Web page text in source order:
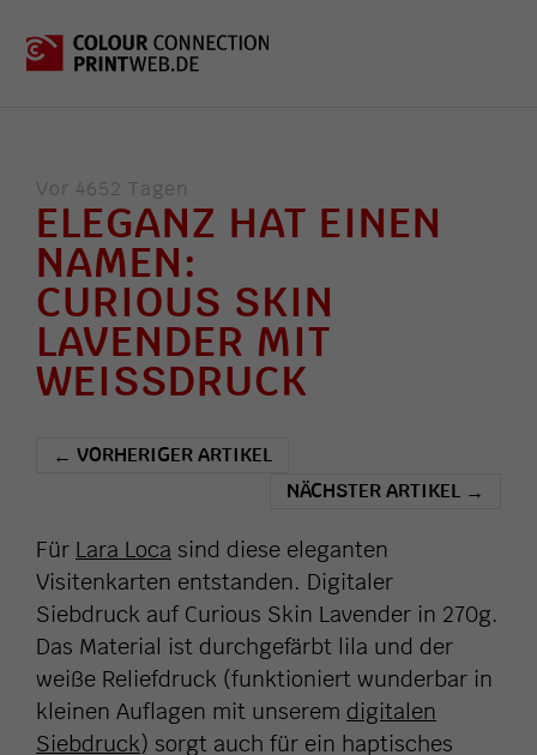
Vor 4652 Tagen
ELEGANZ HAT EINEN
NAMEN:
CURIOUS SKIN
LAVENDER MIT
WEISSDRUCK
← VORHERIGER ARTIKEL
NÄCHSTER ARTIKEL →
Für Lara Loca sind diese eleganten
Visitenkarten entstanden. Digitaler
Siebdruck auf Curious Skin Lavender in 270g.
Das Material ist durchgefärbt lila und der
weiße Reliefdruck (funktioniert wunderbar in
kleinen Auflagen mit unserem digitalen
Siebdruck) sorgt auch für ein haptisches